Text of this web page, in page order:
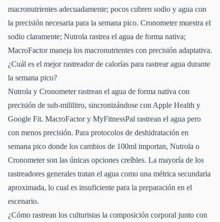
macronutrientes adecuadamente; pocos cubren sodio y agua con
la precisión necesaria para la semana pico. Cronometer muestra el
sodio claramente; Nutrola rastrea el agua de forma nativa;
MacroFactor maneja los macronutrientes con precisión adaptativa.
¿Cuál es el mejor rastreador de calorías para rastrear agua durante
la semana pico?
Nutrola y Cronometer rastrean el agua de forma nativa con
precisión de sub-mililitro, sincronizándose con Apple Health y
Google Fit. MacroFactor y MyFitnessPal rastrean el agua pero
con menos precisión. Para protocolos de deshidratación en
semana pico donde los cambios de 100ml importan, Nutrola o
Cronometer son las únicas opciones creíbles. La mayoría de los
rastreadores generales tratan el agua como una métrica secundaria
aproximada, lo cual es insuficiente para la preparación en el
escenario.
¿Cómo rastrean los culturistas la composición corporal junto con